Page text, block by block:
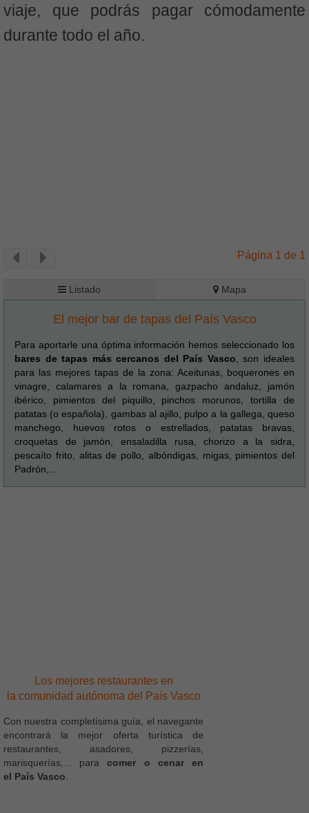
viaje, que podrás pagar cómodamente
durante todo el año.
Página 1 de 1
Listado Mapa
El mejor bar de tapas del País Vasco
Para aportarle una óptima información hemos seleccionado los
bares de tapas más cercanos del País Vasco , son ideales
para las mejores tapas de la zona: Aceitunas, boquerones en
vinagre, calamares a la romana, gazpacho andaluz, jamón
ibérico, pimientos del piquillo, pinchos morunos, tortilla de
patatas (o española), gambas al ajillo, pulpo a la gallega, queso
manchego, huevos rotos o estrellados, patatas bravas,
croquetas de jamón, ensaladilla rusa, chorizo a la sidra,
pescaíto frito, alitas de pollo, albóndigas, migas, pimientos del
Padrón,...
Los mejores restaurantes en
la comunidad autónoma del País Vasco
Con nuestra completísima guía, el navegante
encontrará la mejor oferta turística de
restaurantes, asadores, pizzerías,
marisquerías,... paracomer o cenar en
el País Vasco